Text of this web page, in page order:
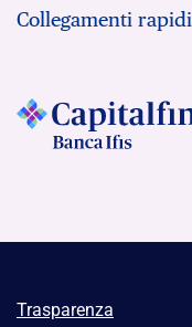
Collegamenti rapidi
Trasparenza